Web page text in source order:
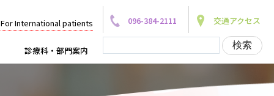
For International patients
診療科・部門案内
096-384-2111 交通アクセス